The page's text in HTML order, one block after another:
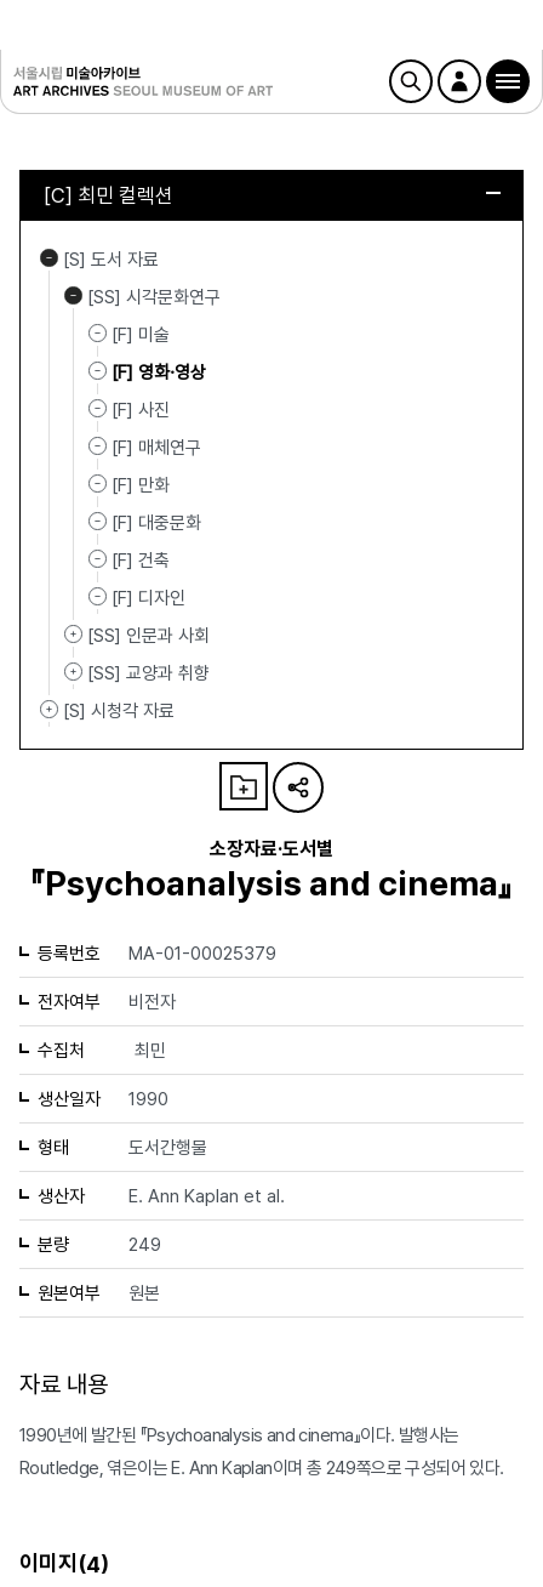
[C] 최민 컬렉션
[S] 도서 자료
[SS] 시각문화연구
[F] 미술
[F] 영화·영상
[F] 사진
[F] 매체연구
[F] 만화
[F] 대중문화
[F] 건축
[F] 디자인
[SS] 인문과 사회
[SS] 교양과 취향
[S] 시청각 자료
소장자료·도서별
『Psychoanalysis and cinema』
등록번호 MA-01-00025379
전자여부 비전자
수집처 최민
생산일자 1990
형태 도서간행물
생산자 E. Ann Kaplan et al.
분량 249
원본여부 원본
자료 내용
1990년에 발간된 『Psychoanalysis and cinema』이다. 발행사는
Routledge, 엮은이는 E. Ann Kaplan이며 총 249쪽으로 구성되어 있다.
이미지(4)